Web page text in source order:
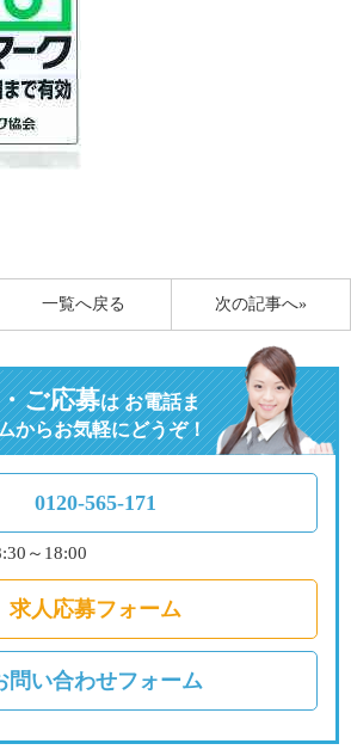
次の記事へ»
一覧へ戻る
ご応募はお電話ま
からお気軽にどうぞ！
0120-565-171
～18:00
求人応募フォーム
問い合わせフォーム